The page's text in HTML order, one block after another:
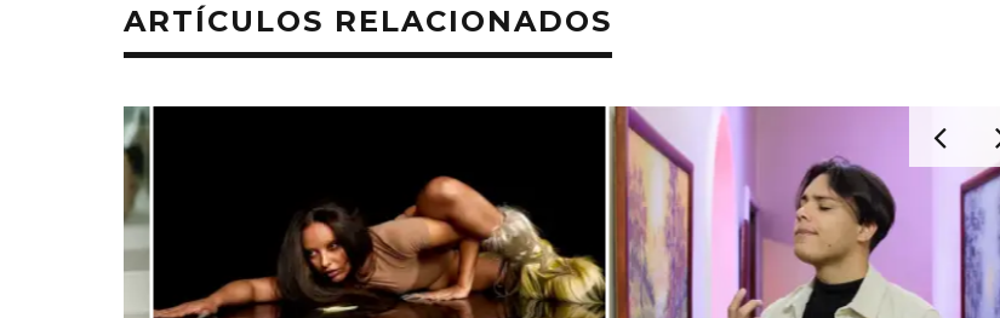
ARTÍCULOS RELACIONADOS